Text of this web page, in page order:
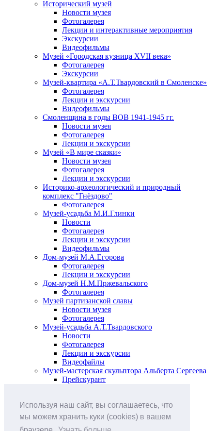
Используя наш сайт, вы соглашаетесь, что
мы можем хранить куки (cookies) в вашем
Исторический музей
Новости музея
Фотогалерея
Лекции и интерактивные мероприятия
Экскурсии
Видеофильмы
Музей «Городская кузница XVII века»
Фотогалерея
Экскурсии
Музей-квартира «А.Т.Твардовский в Смоленске»
Фотогалерея
Лекции и экскурсии
Видеофильмы
Смоленщина в годы ВОВ 1941-1945 гг.
Новости музея
Фотогалерея
Лекции и экскурсии
Музей «В мире сказки»
Новости музея
Фотогалерея
Лекции и экскурсии
Историко-археологический и природный
комплекс "Гнёздово"
Фотогалерея
Музей-усадьба М.И.Глинки
Новости
Фотогалерея
Лекции и экскурсии
Видеофильмы
Дом-музей М.А.Егорова
Фотогалерея
Лекции и экскурсии
Дом-музей Н.М.Пржевальского
Фотогалерея
Музей партизанской славы
Новости музея
Фотогалерея
Музей-усадьба А.Т.Твардовского
Новости
Фотогалерея
Лекции и экскурсии
Видеофайлы
Музей-мастерская скульптора Альберта Сергеева
Прейскурант
Анонс мероприятий
Виртуальные выставки